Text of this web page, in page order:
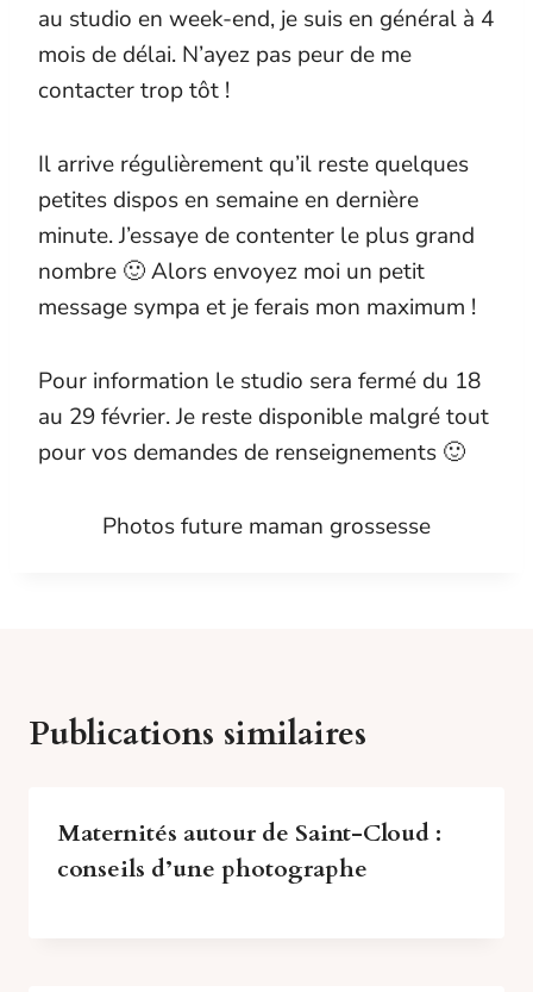
au studio en week-end, je suis en général à 4
mois de délai. N’ayez pas peur de me
contacter trop tôt !
Il arrive régulièrement qu’il reste quelques
petites dispos en semaine en dernière
minute. J’essaye de contenter le plus grand
nombre 🙂 Alors envoyez moi un petit
message sympa et je ferais mon maximum !
Pour information le studio sera fermé du 18
au 29 février. Je reste disponible malgré tout
pour vos demandes de renseignements 🙂
Photos future maman grossesse
Publications similaires
Maternités autour de Saint-Cloud :
conseils d’une photographe